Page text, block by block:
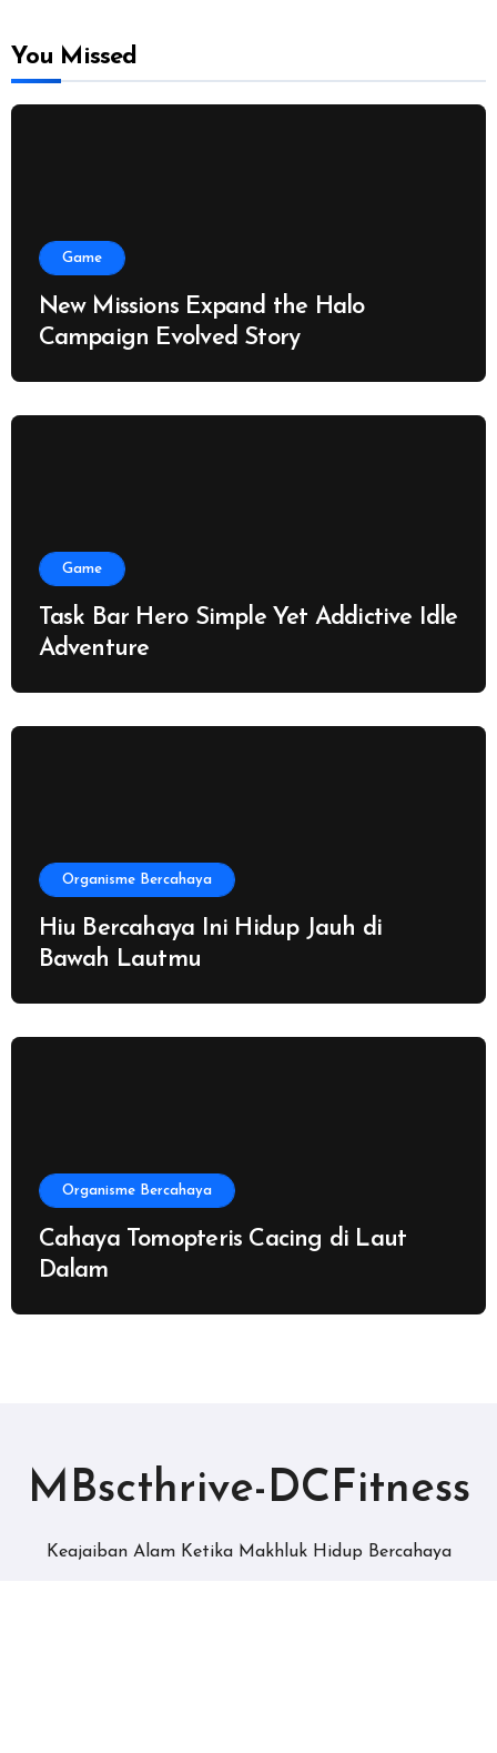
You Missed
Game
New Missions Expand the Halo
Campaign Evolved Story
Game
Task Bar Hero Simple Yet Addictive Idle
Adventure
Organisme Bercahaya
Hiu Bercahaya Ini Hidup Jauh di
Bawah Lautmu
Organisme Bercahaya
Cahaya Tomopteris Cacing di Laut
Dalam
MBscthrive-DCFitness
Keajaiban Alam Ketika Makhluk Hidup Bercahaya